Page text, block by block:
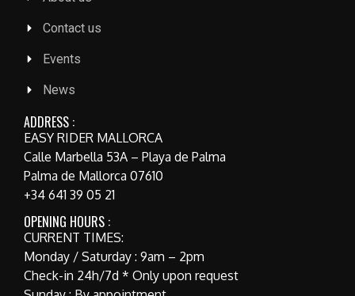
Contact us
Events
News
ADDRESS :
EASY RIDER MALLORCA
Calle Marbella 53A – Playa de Palma
Palma de Mallorca 07610
+34 641 39 05 21
OPENING HOURS :
CURRENT TIMES:
Monday / Saturday : 9am – 2pm
Check-in 24h/7d * Only upon request